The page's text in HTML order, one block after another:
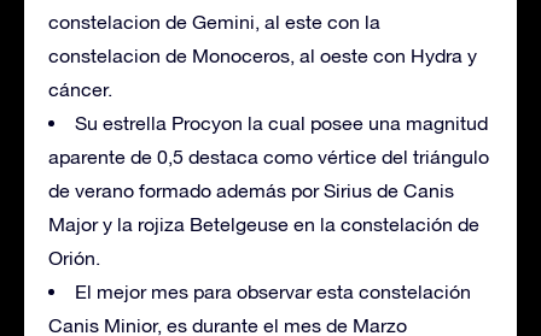
constelacion de Gemini, al este con la
constelacion de Monoceros, al oeste con Hydra y
cáncer.
Su estrella Procyon la cual posee una magnitud
aparente de 0,5 destaca como vértice del triángulo
de verano formado además por Sirius de Canis
Major y la rojiza Betelgeuse en la constelación de
Orión.
El mejor mes para observar esta constelación
Canis Minior, es durante el mes de Marzo